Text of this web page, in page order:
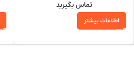
تماس بگیرید
اطلاعات بیشتر